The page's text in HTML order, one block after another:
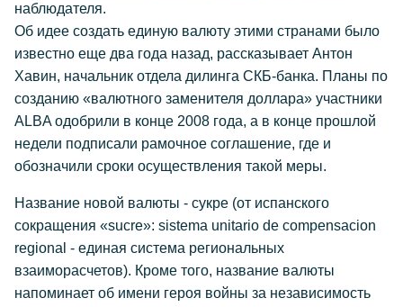
наблюдателя.
Об идее создать единую валюту этими странами было
известно еще два года назад, рассказывает Антон
Хавин, начальник отдела дилинга СКБ-банка. Планы по
созданию «валютного заменителя доллара» участники
ALBA одобрили в конце 2008 года, а в конце прошлой
недели подписали рамочное соглашение, где и
обозначили сроки осуществления такой меры.
Название новой валюты - сукре (от испанского
сокращения «sucre»: sistema unitario de compensacion
regional - единая система региональных
взаиморасчетов). Кроме того, название валюты
напоминает об имени героя войны за независимость